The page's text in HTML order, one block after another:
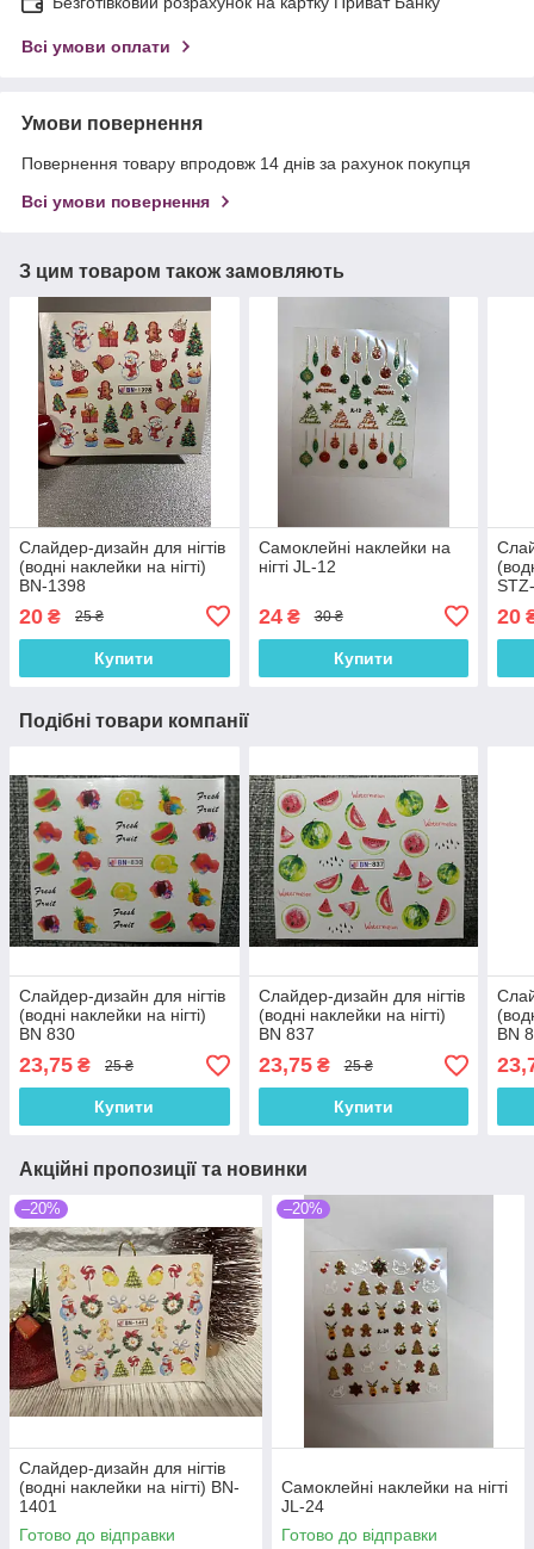
Всі умови оплати
Умови повернення
Повернення товару впродовж 14 днів за рахунок покупця
Всі умови повернення
З цим товаром також замовляють
Слайдер-дизайн для нігтів
(водні наклейки на нігті)
BN-1398
20 ₴ 25 ₴
Купити
Самоклейні наклейки на
нігті JL-12
24₴ 30 ₴
Купити
20
Подібні товари компанії
Слайдер-дизайн для нігтів
(водні наклейки на нігті)
BN 830
23,75 ₴ 25 ₴
Купити
Слайдер-дизайн для нігтів
(водні наклейки на нігті)
BN 837
23,75₴ 25 ₴
Купити
BN
Акційні пропозиції та новинки
–20%
Слайдер-дизайн для нігтів
(водні наклейки на нігті) BN-
1401
Готово до відправки
–20%
Самоклейні наклейки на нігті
JL-24
Готово до відправки